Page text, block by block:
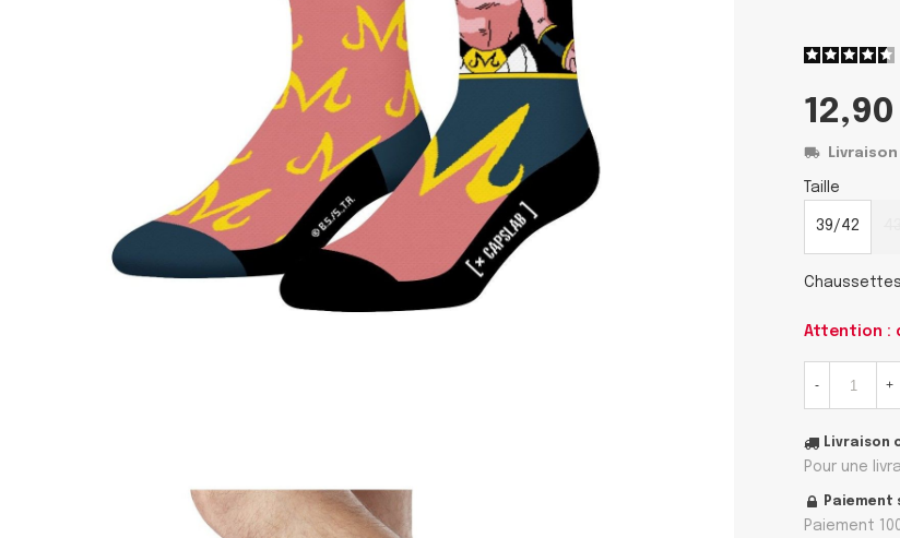
Taille
39/42
Attention :
- +
Livraison
Pour une
Paiement
Paiement